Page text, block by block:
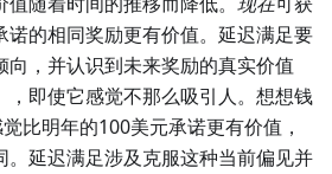
诺的相同奖励更有价值。延迟满足要
向，并认识到未来奖励的真实价值
，即使它感觉不那么吸引人。想想钱
比明年的100美元承诺更有价值，
。延迟满足涉及克服这种当前偏见并